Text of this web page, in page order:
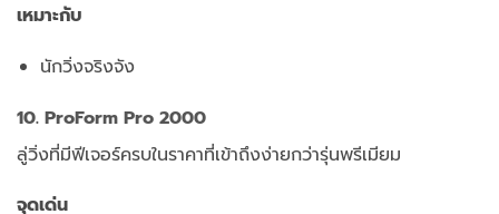
เหมาะกับ
นักวิ่งจริงจัง
10. ProForm Pro 2000
ลู่วิ่งที่มีฟีเจอร์ครบในราคาที่เข้าถึงง่ายกว่ารุ่นพรีเมียม
จุดเด่น